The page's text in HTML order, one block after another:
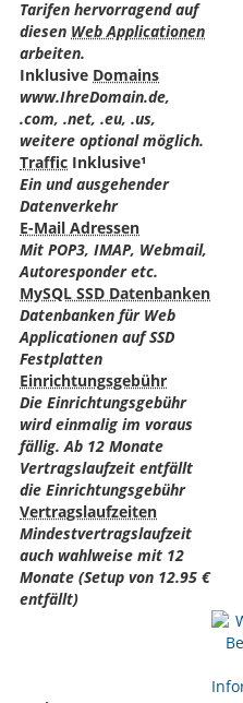
Tarifen hervorragend auf
diesen Web Applicationen
arbeiten.
Inklusive Domains
www.IhreDomain.de,
.com, .net, .eu, .us,
weitere optional möglich.
Traffic Inklusive¹
Ein und ausgehender
Datenverkehr
E-Mail Adressen
Mit POP3, IMAP, Webmail,
Autoresponder etc.
MySQL SSD Datenbanken
Datenbanken für Web
Applicationen auf SSD
Festplatten
Einrichtungsgebühr
Die Einrichtungsgebühr
wird einmalig im voraus
fällig. Ab 12 Monate
Vertragslaufzeit entfällt
die Einrichtungsgebühr
Vertragslaufzeiten
Mindestvertragslaufzeit
auch wahlweise mit 12
Monate (Setup von 12.95 €
entfällt)